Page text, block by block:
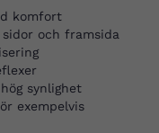
komfort
och framsida
synlighet
exempelvis